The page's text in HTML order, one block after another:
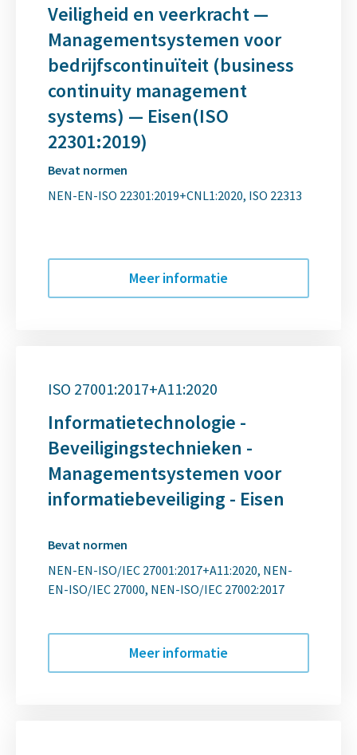
Veiligheid en veerkracht —
Managementsystemen voor
bedrijfscontinuïteit (business
continuity management
systems) — Eisen(ISO
22301:2019)
Bevat normen
NEN-EN-ISO 22301:2019+CNL1:2020 ISO 22313
Meer informatie
ISO 27001:2017+A11:2020
Informatietechnologie -
Beveiligingstechnieken -
Managementsystemen voor
informatiebeveiliging - Eisen
Bevat normen
NEN-EN-ISO/IEC 27001:2017+A11:2020 NEN-
EN-ISO/IEC 27000 NEN-ISO/IEC 27002:2017
Meer informatie